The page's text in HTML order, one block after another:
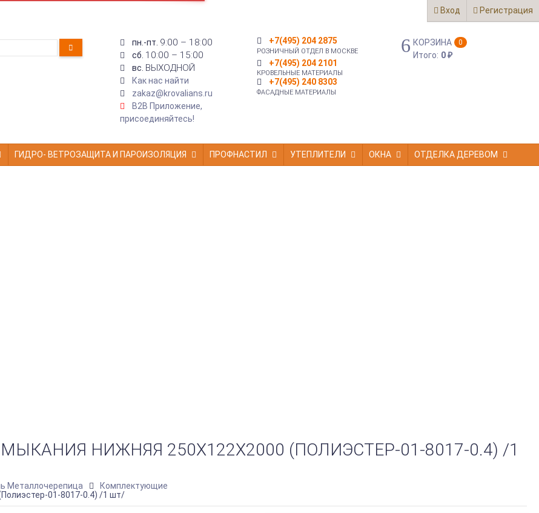
Вход Регистрация
пн.-пт. 9:00 – 18:00
сб. 10:00 – 15:00
вс. ВЫХОДНОЙ
Как нас найти
zakaz@krovalians.ru
B2B Приложение,
присоединяйтесь!
+7(495) 204 2875
РОЗНИЧНЫЙ ОТДЕЛ В МОСКВЕ
+7(495) 204 2101
КРОВЕЛЬНЫЕ МАТЕРИАЛЫ
+7(495) 240 8303
ФАСАДНЫЕ МАТЕРИАЛЫ
КОРЗИНА 0
Итого: 0₽
ГИДРО- ВЕТРОЗАЩИТА И ПАРОИЗОЛЯЦИЯ ПРОФНАСТИЛ УТЕПЛИТЕЛИ ОКНА ОТДЕЛКА ДЕРЕВОМ
НИЖНЯЯ 250Х122Х2000 (ПОЛИЭСТЕР-01-8017-0.4) /1
Металлочерепица
Комплектующие
01-8017-0.4) /1 шт/